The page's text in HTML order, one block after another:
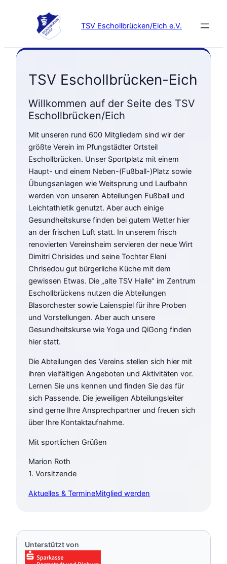
TSV Eschollbrücken/Eich e.V.
TSV Eschollbrücken-Eich
Willkommen auf der Seite des TSV
Eschollbrücken/Eich
Mit unseren rund 600 Mitgliedern sind wir der
größte Verein im Pfungstädter Ortsteil
Eschollbrücken. Unser Sportplatz mit einem
Haupt- und einem Neben-(Fußball-)Platz sowie
Übungsanlagen wie Weitsprung und Laufbahn
werden von unseren Abteilungen Fußball und
Leichtathletik genutzt. Aber auch einige
Gesundheitskurse finden bei gutem Wetter hier
an der frischen Luft statt. In unserem frisch
renovierten Vereinsheim servieren der neue Wirt
Dimitri Chrisides und seine Tochter Eleni
Chrisedou gut bürgerliche Küche mit dem
gewissen Etwas. Die „alte TSV Halle“ im Zentrum
Eschollbrückens nutzen die Abteilungen
Blasorchester sowie Laienspiel für ihre Proben
und Vorstellungen. Aber auch unsere
Gesundheitskurse wie Yoga und QiGong finden
hier statt.
Die Abteilungen des Vereins stellen sich hier mit
ihren vielfältigen Angeboten und Aktivitäten vor.
Lernen Sie uns kennen und finden Sie das für
sich Passende. Die jeweiligen Abteilungsleiter
sind gerne Ihre Ansprechpartner und freuen sich
über Ihre Kontaktaufnahme.
Mit sportlichen Grüßen
Marion Roth
1. Vorsitzende
Aktuelles & TermineMitglied werden
Unterstützt von